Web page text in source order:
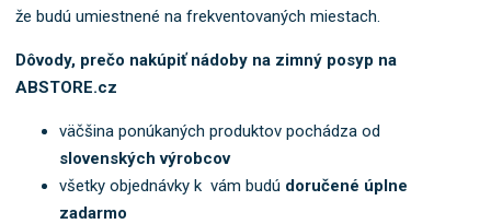
ó
u
že budú umiestnené na frekventovaných miestach.
Dôvody, prečo nakúpiť nádoby na zimný posyp na
ABSTORE.cz
väčšina ponúkaných produktov pochádza od
slovenských výrobcov
všetky objednávky k vám budú doručené úplne
zadarmo